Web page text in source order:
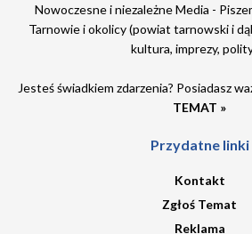
Nowoczesne i niezależne Media -
Tarnowie i okolicy (powiat tarnowski i
kultura, imprezy,
Jesteś świadkiem zdarzenia? Posiadasz
TEMAT »
Przydatne linki
Kontakt
Zgłoś Temat
Reklama